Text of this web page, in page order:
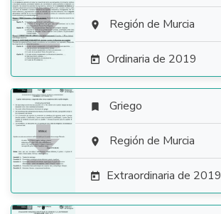
  Región de Murcia
 Ordinaria de 2019

 Griego
 Región de Murcia
 Extraordinaria de 2019